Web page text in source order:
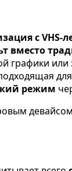
с VHS-
вместо
графики
режим